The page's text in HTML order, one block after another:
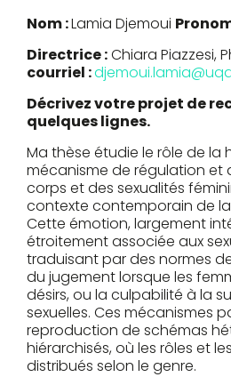
Nom :Lamia Djemoui
Directrice :Chiara Piazzesi,
courriel :
Décrivez votre projet de
quelques lignes.
Ma thèse étudie le rôle de la
mécanisme de régulation et
corps et des sexualités
contexte contemporain de
Cette émotion, largement
étroitement associée aux
traduisant par des normes
du jugement lorsque les
désirs, ou la culpabilité à la
sexuelles. Ces mécanismes
reproduction de schémas
hiérarchisés, où les rôles et
distribués selon le genre.